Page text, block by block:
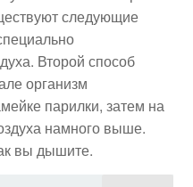
следующие
Второй способ
организм
парилки, затем на
намного выше.
вы дышите.